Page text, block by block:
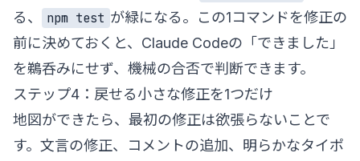
る、
npm test が緑になる。この1コマンドを修正の
前に決めておくと、Claude Codeの「できました」
を鵜呑みにせず、機械の合否で判断できます。
ステップ4：戻せる小さな修正を1つだけ
地図ができたら、最初の修正は欲張らないことで
す。文言の修正、コメントの追加、明らかなタイポ